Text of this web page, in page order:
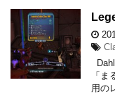
「
用の